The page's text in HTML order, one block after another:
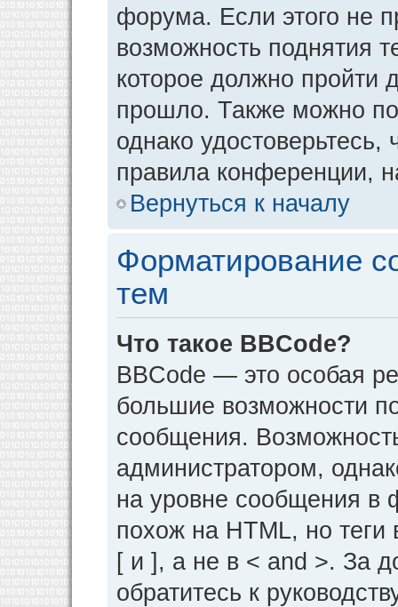
форума. Если этого не
возможность поднятия
которое должно пройти
прошло. Также можно
однако
правила конференции,
Вернуться к началу
Форматирование
тем
Что такое BBCode?
BBCode — это особая
большие возможности
сообщения.
администратором,
на уровне сообщения в
похож на HTML, но теги
[ и ], а не в < and >. За
обратитесь к